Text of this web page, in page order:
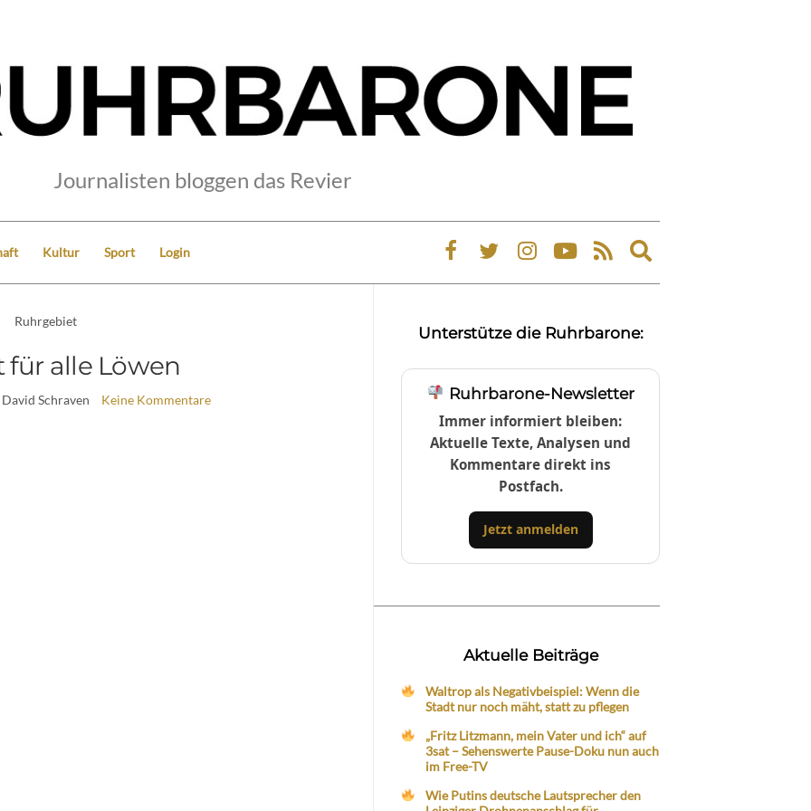
Journalisten bloggen das Revier
Kultur Sport Login
Expand
search
Ruhrgebiet
für alle Löwen
Schraven Keine Kommentare
Unterstütze die Ruhrbarone:
Ruhrbarone-Newsletter
Immer informiert bleiben:
Aktuelle Texte, Analysen und
Kommentare direkt ins
Postfach.
Jetzt anmelden
Aktuelle Beiträge
Waltrop als Negativbeispiel: Wenn die
Stadt nur noch mäht, statt zu pflegen
„Fritz Litzmann, mein Vater und ich“ auf
3sat – Sehenswerte Pause-Doku nun auch
im Free-TV
Wie Putins deutsche Lautsprecher den